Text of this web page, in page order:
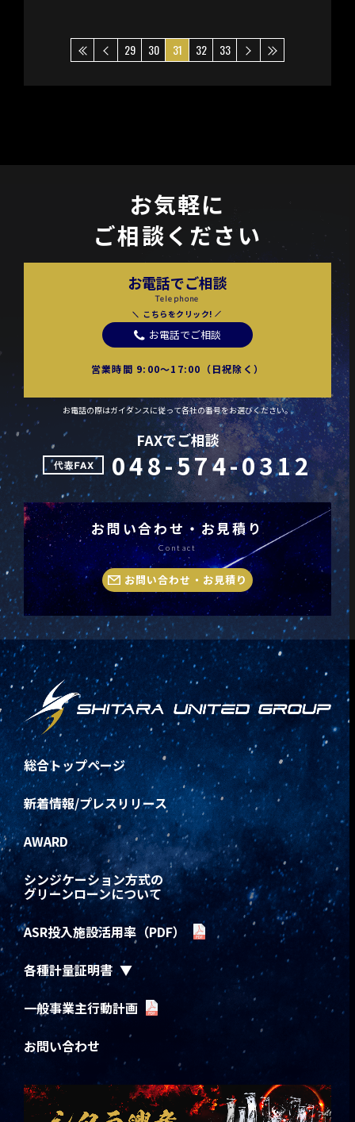
29 30 31 32 33
お気軽に
ご相談ください
お電話でご相談
Telephone
こちらをクリック!
お電話でご相談
営業時間 9:00〜17:00（日祝除く）
お電話の際はガイダンスに従って各社の番号をお選びください。
FAXでご相談
048-574-0312
お問い合わせ・お見積り
Contact
お問い合わせ・お見積り
総合トップページ
新着情報/プレスリリース
AWARD
シンジケーション方式の
グリーンローンについて
ASR投入施設活用率（PDF）
各種計量証明書
一般事業主行動計画
お問い合わせ